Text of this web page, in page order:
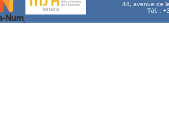
44, avenue de
Tél. :